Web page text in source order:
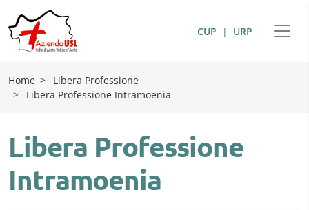
CUP | URP
Home >
Libera Professione
>
Libera Professione Intramoenia
Libera Professione
Intramoenia